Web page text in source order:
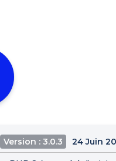
Version : 3.0.3 24 Juin